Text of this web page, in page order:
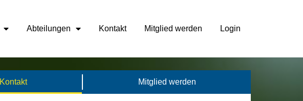
Abteilungen Kontakt Mitglied werden Login
Kontakt Mitglied werden